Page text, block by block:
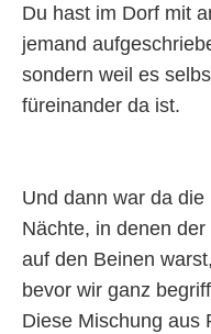
Du hast im Dorf mit
jemand
sondern weil es
füreinander da ist.
Und dann war da die
Nächte, in denen
auf den Beinen warst,
bevor wir ganz
Diese Mischung aus